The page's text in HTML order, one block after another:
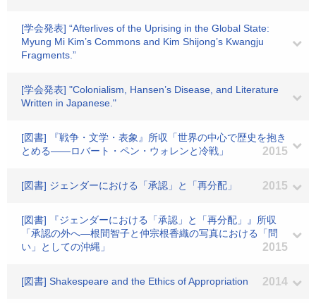
[学会発表] “Afterlives of the Uprising in the Global State:
Myung Mi Kim’s Commons and Kim Shijong’s Kwangju
Fragments.”
[学会発表] "Colonialism, Hansen’s Disease, and Literature
Written in Japanese."
[図書] 『戦争・文学・表象』所収「世界の中心で歴史を抱き
とめる――ロバート・ペン・ウォレンと冷戦」
2015
[図書] ジェンダーにおける「承認」と「再分配」 2015
[図書] 『ジェンダーにおける「承認」と「再分配」』所収
「承認の外へ―根間智子と仲宗根香織の写真における「問
い」としての沖縄」
2015
[図書] Shakespeare and the Ethics of Appropriation 2014